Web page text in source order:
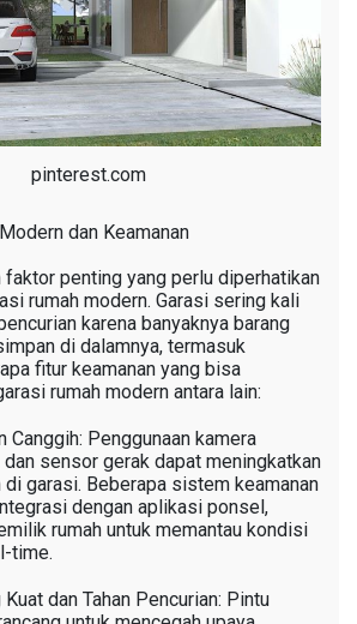
pinterest.com
dan Keamanan
faktor penting yang perlu diperhatikan
rumah modern. Garasi sering kali
karena banyaknya barang
di dalamnya, termasuk
fitur keamanan yang bisa
rumah modern antara lain:
Canggih: Penggunaan kamera
sensor gerak dapat meningkatkan
di garasi. Beberapa sistem keamanan
dengan aplikasi ponsel,
rumah untuk memantau kondisi
time.
dan Tahan Pencurian: Pintu